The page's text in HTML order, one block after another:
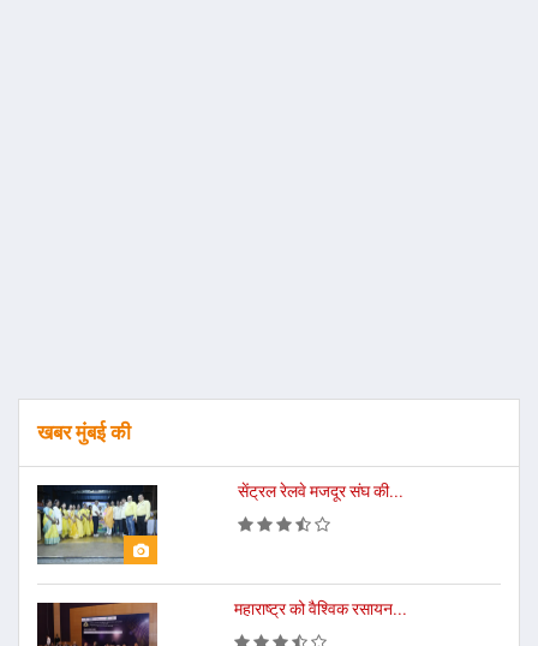
खबर मुंबई की
सेंट्रल रेलवे मजदूर संघ की...
महाराष्ट्र को वैश्विक रसायन...